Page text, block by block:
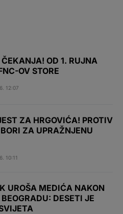
OD 1. RUJNA
OV STORE
12:07
ZA HRGOVIĆA! PROTIV
ZA UPRAŽNJENU
10:11
UROŠA MEDIĆA NAKON
DESETI JE